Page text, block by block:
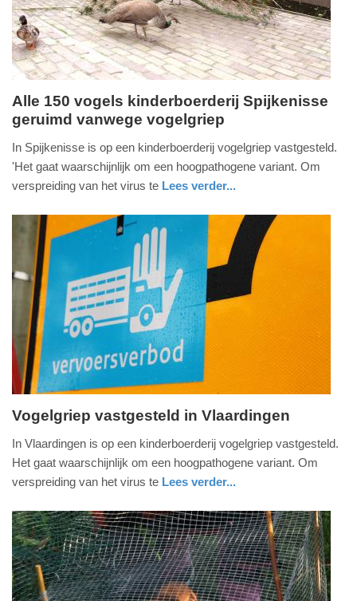
09:10
donderdag,
augustus
19:52
Update:
09-
2025
09:10
Alle 150 vogels kinderboerderij Spijkenisse
geruimd vanwege vogelgriep
In Spijkenisse is op een kinderboerderij vogelgriep vastgesteld.
'Het gaat waarschijnlijk om een hoogpathogene variant. Om
verspreiding van het virus te Lees verder...
holland
augustus
2022
-
18:28
Update:
09-
Vogelgriep vastgesteld in Vlaardingen
In Vlaardingen is op een kinderboerderij vogelgriep vastgesteld.
Het gaat waarschijnlijk om een hoogpathogene variant. Om
verspreiding van het virus te Lees verder...
holland